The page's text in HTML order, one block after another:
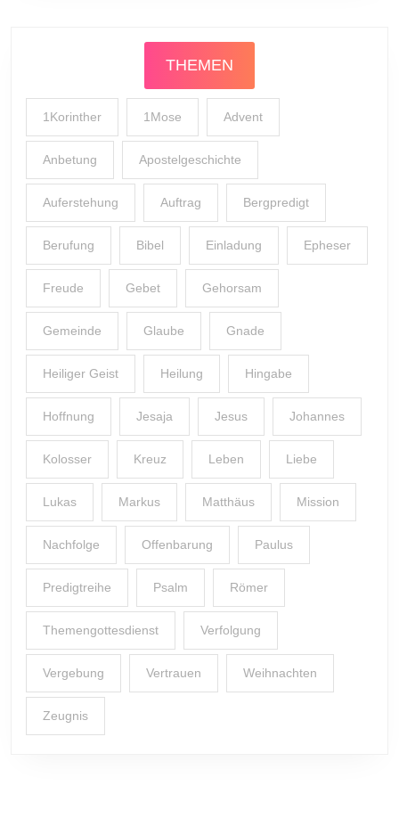
THEMEN
1Korinther 1Mose Advent
Anbetung Apostelgeschichte
Auferstehung Auftrag Bergpredigt
Berufung Bibel Einladung Epheser
Freude Gebet Gehorsam
Gemeinde Glaube Gnade
Heiliger Geist Heilung Hingabe
Hoffnung Jesaja Jesus Johannes
Kolosser Kreuz Leben Liebe
Lukas Markus Matthäus Mission
Nachfolge Offenbarung Paulus
Predigtreihe Psalm Römer
Themengottesdienst Verfolgung
Vergebung Vertrauen Weihnachten
Zeugnis